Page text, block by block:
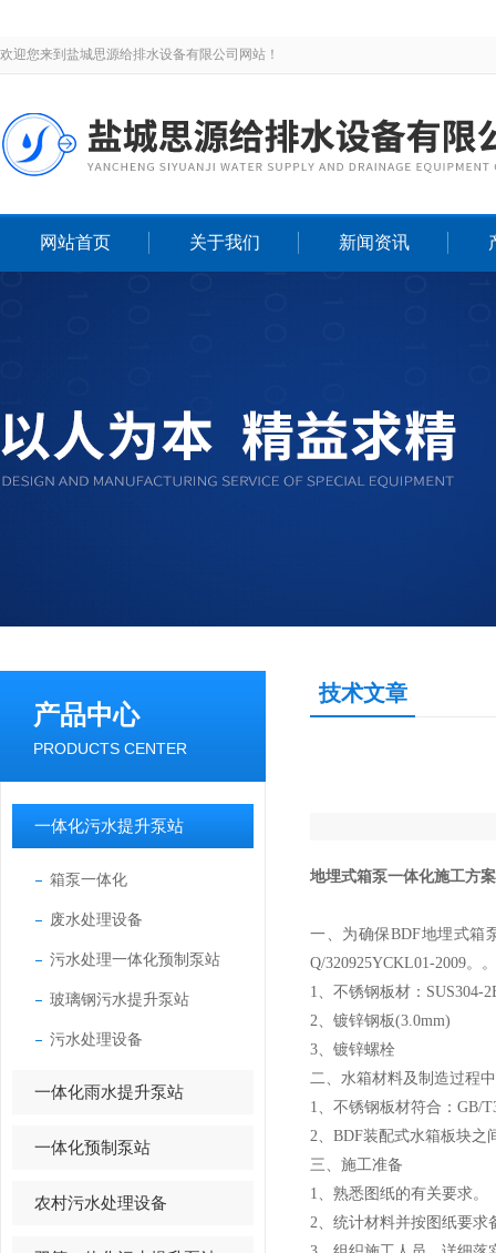
欢迎您来到盐城思源给排水设备有限公司网站！
网站首页 关于我们 新闻资讯
产品中心
PRODUCTS CENTER
一体化污水提升泵站
箱泵一体化
废水处理设备
污水处理一体化预制泵站
玻璃钢污水提升泵站
污水处理设备
一体化雨水提升泵站
一体化预制泵站
农村污水处理设备
技术文章
地埋式箱泵一体化施工方
一、 为确保BDF地埋式箱
Q/320925YCKL01-2009。 。
1、 不锈钢板材： SUS304-
2、 镀锌钢板(3.0mm)
3、 镀锌螺栓
二、 水箱材料及制造过程
1、不锈钢板材符合：GB/
2、BDF装配式水箱板块之
三、 施工准备
1、 熟悉图纸的有关要求。
2、 统计材料并按图纸要求